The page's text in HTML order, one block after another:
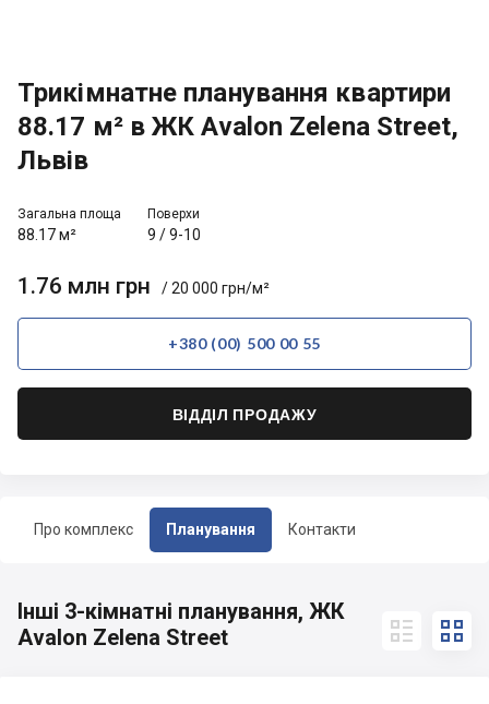
Про комплекс Планування Контакти
Трикімнатне планування квартири
88.17 м² в ЖК Avalon Zelena Street,
Львів
Загальна площа
88.17 м²
Поверхи
9 /9-10
1.76 млн грн / 20 000 грн/м²
+380 (00) 500 00 55
ВІДДІЛ ПРОДАЖУ
Інші 3-кімнатні планування, ЖК
Avalon Zelena Street
 